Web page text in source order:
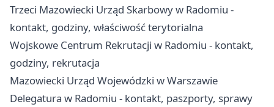
Trzeci Mazowiecki Urząd Skarbowy w Radomiu -
kontakt, godziny, właściwość terytorialna
Wojskowe Centrum Rekrutacji w Radomiu - kontakt,
godziny, rekrutacja
Mazowiecki Urząd Wojewódzki w Warszawie
Delegatura w Radomiu - kontakt, paszporty, sprawy